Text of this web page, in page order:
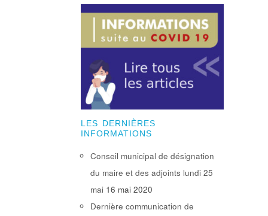
LES DERNIÈRES
INFORMATIONS
Conseil municipal de désignation
du maire et des adjoints lundi 25
mai 16 mai 2020
Dernière communication de